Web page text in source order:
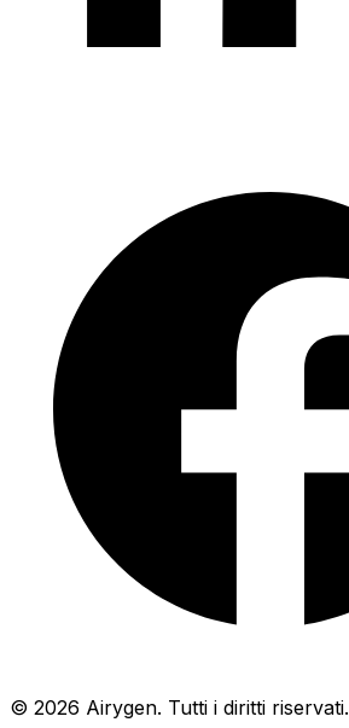
© 2026 Airygen. Tutti i diritti riservati.